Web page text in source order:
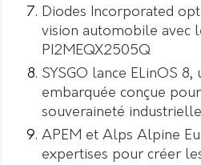
Diodes Incorporated
vision automobile avec
PI2MEQX2505Q
SYSGO lance ELinOS
embarquée conçue
souveraineté industrielle
APEM et Alps Alpine
expertises pour créer